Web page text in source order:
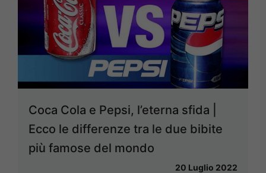
Coca Cola e Pepsi, l’eterna sfida |
Ecco le differenze tra le due bibite
più famose del mondo
20 Luglio 2022